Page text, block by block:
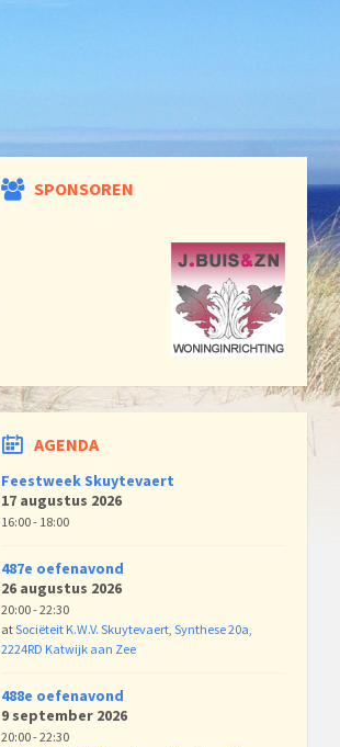
SPONSOREN
AGENDA
Feestweek Skuytevaert
17 augustus 2026
16:00 - 18:00
487e oefenavond
26 augustus 2026
20:00 - 22:30
atSociëteit K.W.V. Skuytevaert, Synthese 20a,
2224RD Katwijk aan Zee
488e oefenavond
9 september 2026
20:00 - 22:30